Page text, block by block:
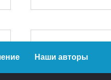
препарат от
Наши авторы